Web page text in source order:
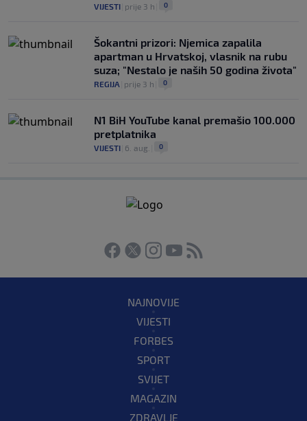
VIJESTI prije 3 h 0
Šokantni prizori: Njemica zapalila
apartman u Hrvatskoj, vlasnik na rubu
suza; "Nestalo je naših 50 godina života"
REGIJA prije 3 h 0
N1 BiH YouTube kanal premašio 100.000
pretplatnika
VIJESTI 6. aug. 0
NAJNOVIJE
VIJESTI
FORBES
SPORT
SVIJET
MAGAZIN
ZDRAVLJE